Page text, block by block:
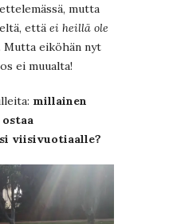
mutta
että ei heillä ole
Mutta eiköhän nyt
ei muualta!
millainen
viisivuotiaalle?